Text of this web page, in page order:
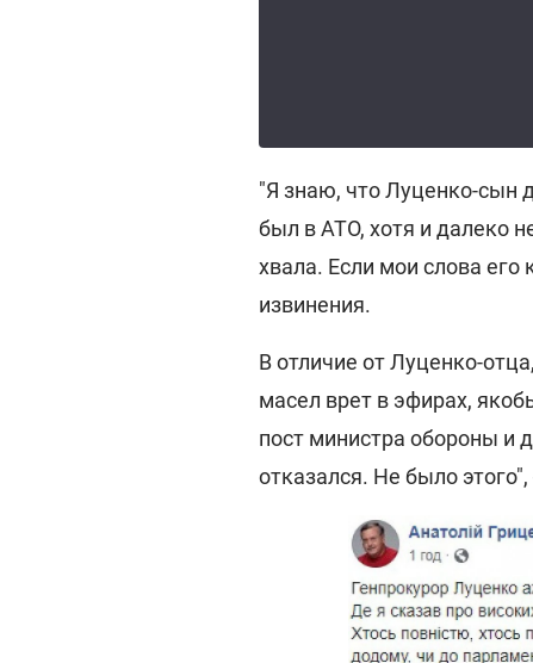
"Я знаю, что Луценко-сын
был в АТО, хотя и далеко
хвала. Если мои слова его
извинения.
В отличие от Луценко-
масел врет в эфирах,
пост министра обороны и
отказался. Не было